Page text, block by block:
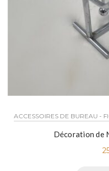
ACCESSOIRES DE BUREAU -
Décoration de